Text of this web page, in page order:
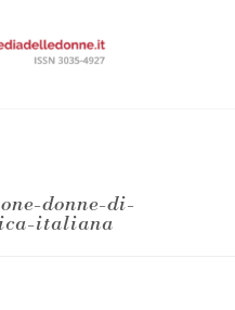
donne-di-
italiana